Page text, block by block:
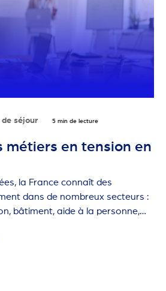
séjour 5 min de lecture
métiers en tension en
la France connaît des
dans de nombreux secteurs :
bâtiment, aide à la personne,
en plus de mal à trouver des